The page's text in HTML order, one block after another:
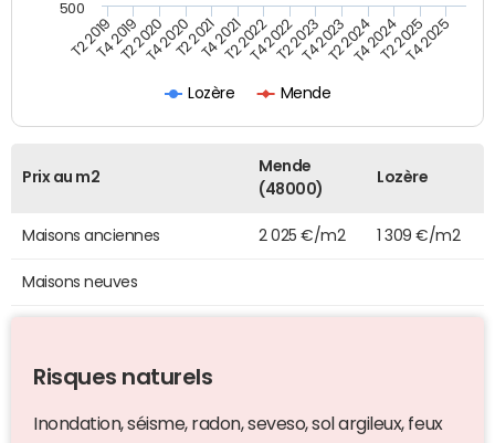
Lozère Mende
T2 2019T4 2019T2 2020T4 2020T2 2021T4 2021T2 2022T4 2022T2 2023T4 2023T2 2024T4 2024T2 2025T4 2025
500
Prix au m2
Mende
(48000)
Lozère
Maisons anciennes 2 025 €/m2 1 309 €/m2
Maisons neuves
Risques naturels
Inondation, séisme, radon, seveso, sol argileux, feux